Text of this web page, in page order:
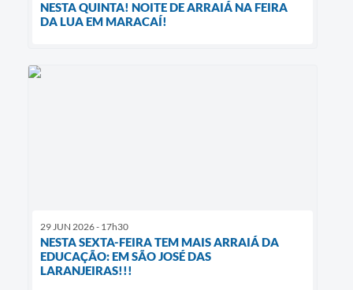
NESTA QUINTA! NOITE DE ARRAIÁ NA FEIRA
DA LUA EM MARACAÍ!
29 JUN 2026 - 17h30
NESTA SEXTA-FEIRA TEM MAIS ARRAIÁ DA
EDUCAÇÃO: EM SÃO JOSÉ DAS
LARANJEIRAS!!!